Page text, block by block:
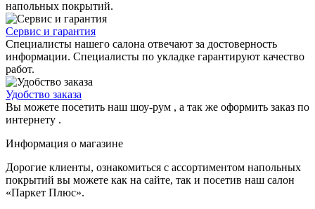
напольных покрытий.
Сервис и гарантия
Специалисты нашего салона отвечают за достоверность
информации. Специалисты по укладке гарантируют качество
работ.
Удобство заказа
Вы можете посетить наш шоу-рум , а так же оформить заказ по
интернету .
Информация о магазине
Дорогие клиенты, ознакомиться с ассортиментом напольных
покрытий вы можете как на сайте, так и посетив наш салон
«Паркет Плюс».